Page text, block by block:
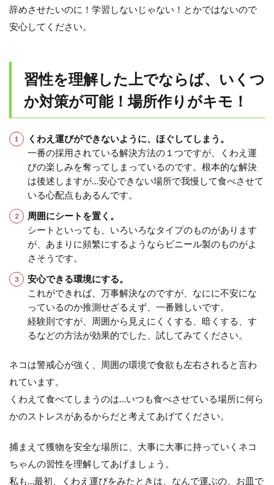
辞めさせたいのに！学習しないじゃない！とかではないので
安心してください。
習性を理解した上でならば、いくつ
か対策が可能！場所作りがキモ！
くわえ運びができないように、ほぐしてしまう。
一番の採用されている解決方法の１つですが、くわえ運
びの楽しみを奪ってしまっているのです。根本的な解決
は後述しますが…安心できない場所で我慢して食べさせて
いる心配点もあるんです。
周囲にシートを置く。
シートといっても、いろいろなタイプのものがあります
が、あまりに頻繁にするようならビニール製のものがよ
さそうです。
安心できる環境にする。
これができれば、万事解決なのですが、なにに不安にな
っているのか推測せざるえず、一番難しいです。
経験則ですが、周囲から見えにくくする、暗くする、す
るなどの方法が効果的でした、試してみてください。
ネコは警戒心が強く、周囲の環境で食欲も左右されると言わ
れています。
くわえて食べてしまうのは…いつも食べさせている場所に何ら
かのストレスがあるからだと考えてあげてください。
捕まえて獲物を安全な場所に、大事に大事に持っていくネコ
ちゃんの習性を理解してあげましょう。
私も…最初、くわえ運びをみたときは、なんで運ぶの、お皿で